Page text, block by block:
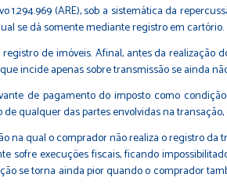
(ARE), sob a sistemática da
se dá somente mediante registro em cartório.
de imóveis. Afinal, antes da
incide apenas sobre transmissão se ainda
de pagamento do imposto como
qualquer das partes envolvidas na
qual o comprador não realiza o registro da
sofre execuções fiscais, ficando
se torna ainda pior quando o comprador